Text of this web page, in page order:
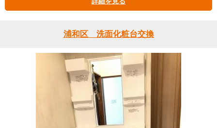
浦和区 洗面化粧台交換